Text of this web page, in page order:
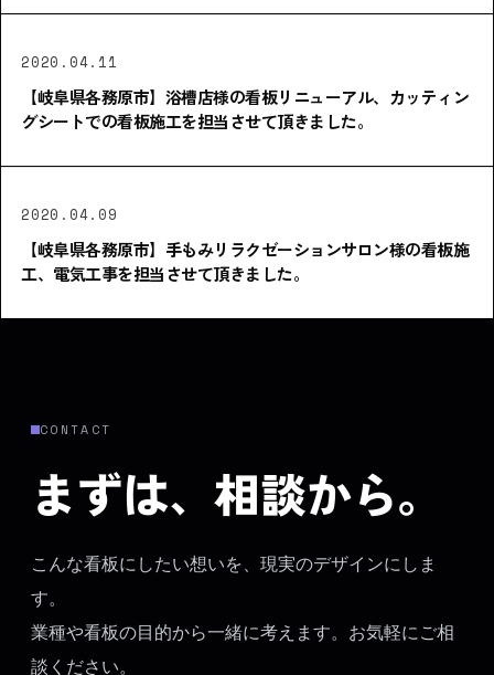
2020.04.11
【岐阜県各務原市】浴槽店様の看板リニューアル、カッティン
グシートでの看板施工を担当させて頂きました。
2020.04.09
【岐阜県各務原市】手もみリラクゼーションサロン様の看板施
工、電気工事を担当させて頂きました。
CONTACT
まずは、相談から。
こんな看板にしたい想いを、現実のデザインにしま
す。
業種や看板の目的から一緒に考えます。お気軽にご相
談ください。